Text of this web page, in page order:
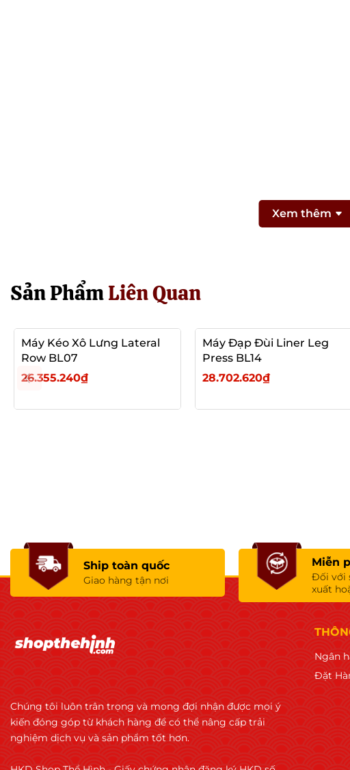
Xem thêm
Sản PhẩmLiên Quan
Máy Kéo Xô Lưng Lateral
Row BL07
26.355.240₫
Máy Đạp Đùi Liner Leg
Press BL14
28.702.620₫
Ship toàn quốc
Giao hàng tận nơi
Miễn
Đối với
xuất
Chúng tôi luôn trân trọng và mong đợi nhận được mọi ý
kiến đóng góp từ khách hàng để có thể nâng cấp trải
nghiệm dịch vụ và sản phẩm tốt hơn.
Ngân
Đặt